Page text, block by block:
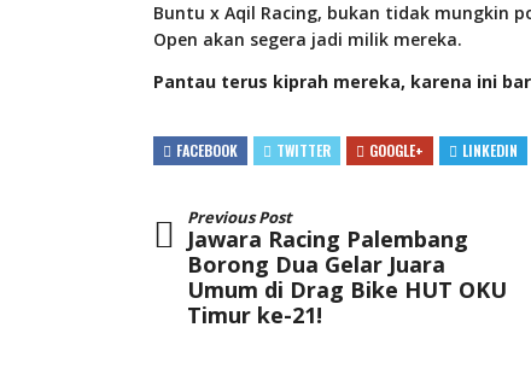
Buntu x Aqil Racing, bukan tidak mungkin
Open akan segera jadi milik mereka.
Pantau terus kiprah mereka, karena ini
FACEBOOK TWITTER GOOGLE+ LINKEDIN
Previous Post
Jawara Racing Palembang
Borong Dua Gelar Juara
Umum di Drag Bike HUT OKU
Timur ke-21!